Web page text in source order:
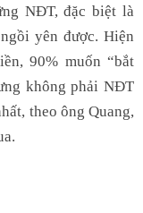
NĐT, đặc biệt là
yên được. Hiện
90% muốn “bắt
không phải NĐT
theo ông Quang,